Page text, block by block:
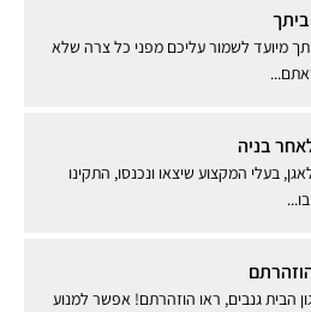
מיועד לשמור עליכם מפני כל צרה שלא
בניה
בעלי המקצוע שיצאו ונכנסו, התקינו
הבית גנבים, ראו הוזהרתם! אפשר למנוע